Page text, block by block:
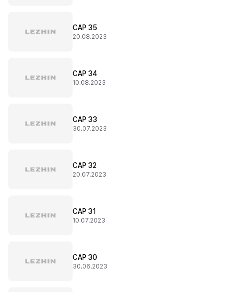
CAP 35
20.08.2023
CAP 34
10.08.2023
CAP 33
30.07.2023
CAP 32
20.07.2023
CAP 31
10.07.2023
CAP 30
30.06.2023